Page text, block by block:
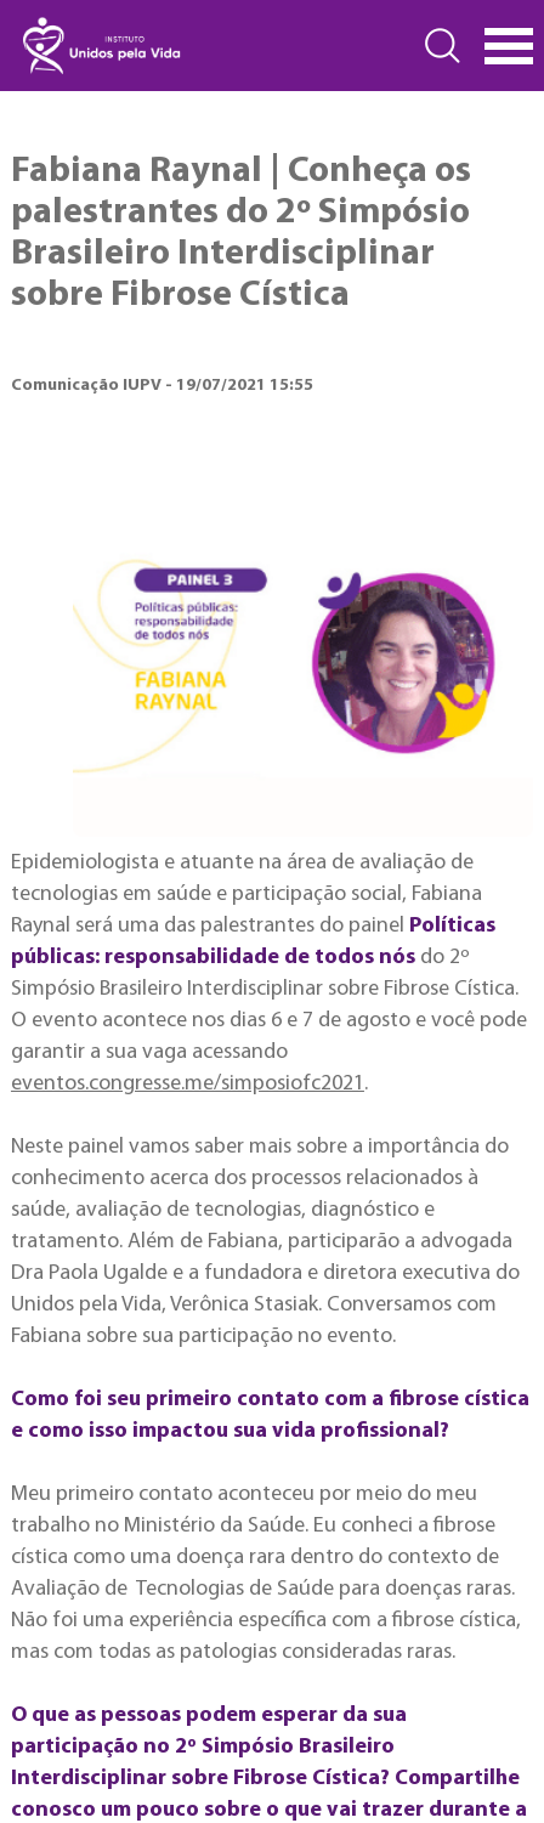
Fabiana Raynal | Conheça os
palestrantes do 2º Simpósio
Brasileiro Interdisciplinar
sobre Fibrose Cística
Comunicação IUPV - 19/07/2021 15:55
Epidemiologista e atuante na área de avaliação de
tecnologias em saúde e participação social, Fabiana
Raynal será uma das palestrantes do painel Políticas
públicas: responsabilidade de todos nósdo 2º
Simpósio Brasileiro Interdisciplinar sobre Fibrose Cística.
O evento acontece nos dias 6 e 7 de agosto e você pode
garantir a sua vaga acessando
eventos.congresse.me/simposiofc2021 .
Neste painel vamos saber mais sobre a importância do
conhecimento acerca dos processos relacionados à
saúde, avaliação de tecnologias, diagnóstico e
tratamento. Além de Fabiana, participarão a advogada
Dra Paola Ugalde e a fundadora e diretora executiva do
Unidos pela Vida, Verônica Stasiak. Conversamos com
Fabiana sobre sua participação no evento.
Como foi seu primeiro contato com a fibrose cística
e como isso impactou sua vida profissional?
Meu primeiro contato aconteceu por meio do meu
trabalho no Ministério da Saúde. Eu conheci a fibrose
cística como uma doença rara dentro do contexto de
Avaliação de Tecnologias de Saúde para doenças raras.
Não foi uma experiência específica com a fibrose cística,
mas com todas as patologias consideradas raras.
O que as pessoas podem esperar da sua
participação no 2º Simpósio Brasileiro
Interdisciplinar sobre Fibrose Cística? Compartilhe
conosco um pouco sobre o que vai trazer durante a